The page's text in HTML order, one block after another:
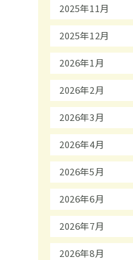
2025年11月
2025年12月
2026年1月
2026年2月
2026年3月
2026年4月
2026年5月
2026年6月
2026年7月
2026年8月